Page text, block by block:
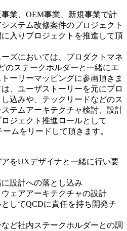
業、OEM事業、新規事業で計
ステム改修案件のプロジェクト
入りプロジェクトを推進して頂
ズにおいては、プロダクトマネ
のステークホルダーと一緒にエ
ーリーマッピングに参画頂きま
、ユーザストーリーを元にプロ
込みや、テックリードなどのス
テムアーキテクチャ検討、設計
ジェクト推進ロールとして
ムをリードして頂きます。
アをUXデザイナと一緒に行い要
設計への落とし込み
ェアアーキテクチャの設計
してQCDに責任を持ち開発チ
ど社内ステークホルダーとの調